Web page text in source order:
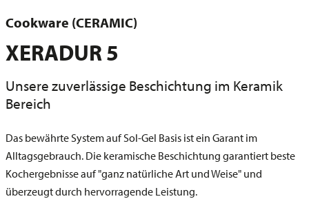
Cookware (CERAMIC)
XERADUR 5
Unsere zuverlässige Beschichtung im Keramik
Bereich
Das bewährte System auf Sol-Gel Basis ist ein Garant im
Alltagsgebrauch. Die keramische Beschichtung garantiert beste
Kochergebnisse auf "ganz natürliche Art und Weise" und
überzeugt durch hervorragende Leistung.